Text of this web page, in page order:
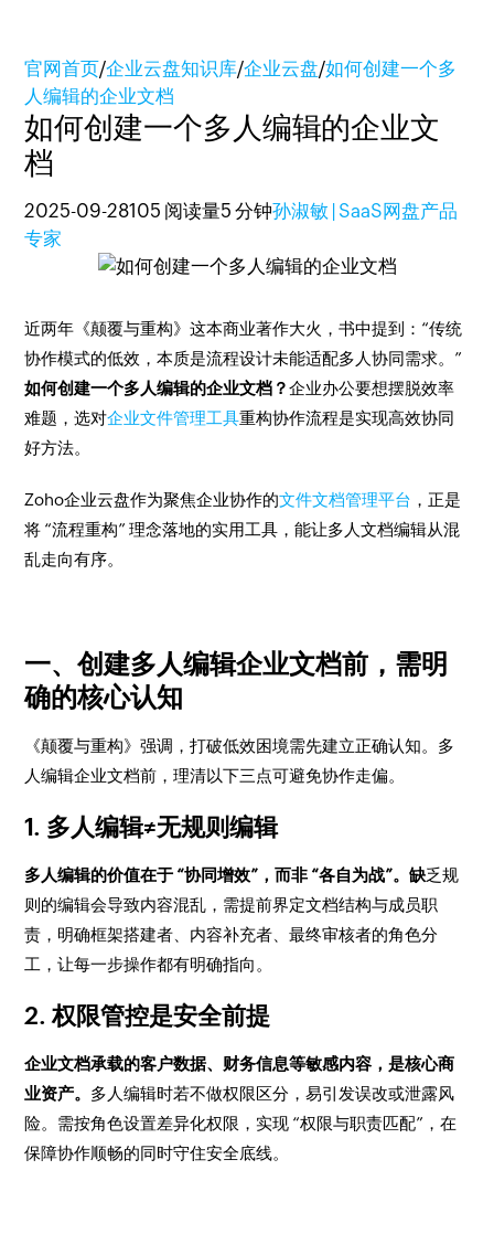
官网首页/企业云盘知识库/企业云盘/如何创建一个多
人编辑的企业文档
如何创建一个多人编辑的企业文
档
2025-09-28105 阅读量5 分钟孙淑敏 | SaaS网盘产品
专家
近两年《颠覆与重构》这本商业著作大火，书中提到：“传统
协作模式的低效，本质是流程设计未能适配多人协同需求。”
如何创建一个多人编辑的企业文档？企业办公要想摆脱效率
难题，选对企业文件管理工具重构协作流程是实现高效协同
好方法。
Zoho企业云盘作为聚焦企业协作的文件文档管理平台 ，正是
将 “流程重构” 理念落地的实用工具，能让多人文档编辑从混
乱走向有序。
一、创建多人编辑企业文档前，需明
确的核心认知
《颠覆与重构》强调，打破低效困境需先建立正确认知。多
人编辑企业文档前，理清以下三点可避免协作走偏。
1. 多人编辑≠无规则编辑
多人编辑的价值在于 “协同增效”，而非 “各自为战”。缺乏规
则的编辑会导致内容混乱，需提前界定文档结构与成员职
责，明确框架搭建者、内容补充者、最终审核者的角色分
工，让每一步操作都有明确指向。
2. 权限管控是安全前提
企业文档承载的客户数据、财务信息等敏感内容，是核心商
业资产。 多人编辑时若不做权限区分，易引发误改或泄露风
险。需按角色设置差异化权限，实现 “权限与职责匹配”，在
保障协作顺畅的同时守住安全底线。